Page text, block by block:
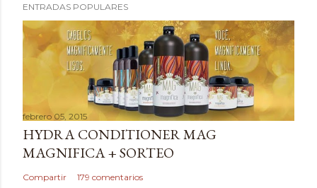
u
b
a
r
u
n
c
ENTRADAS POPULARES
febrero 05, 2015
HYDRA CONDITIONER MAG
MAGNIFICA + SORTEO
Compartir 179 comentarios